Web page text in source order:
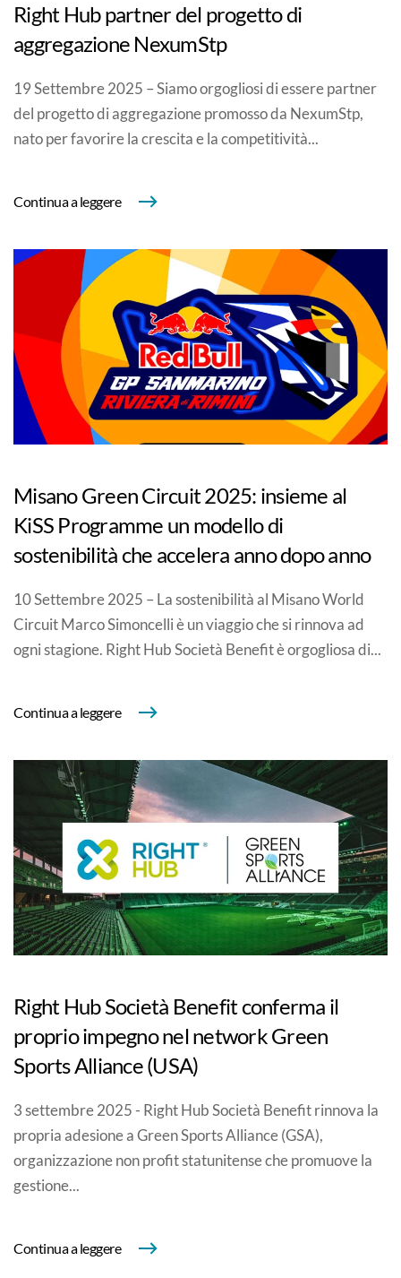
Right Hub partner del progetto di
aggregazione NexumStp
19 Settembre 2025 – Siamo orgogliosi di essere partner
del progetto di aggregazione promosso da NexumStp,
nato per favorire la crescita e la competitività...
Continua a leggere
Misano Green Circuit 2025: insieme al
KiSS Programme un modello di
sostenibilità che accelera anno dopo anno
10 Settembre 2025 – La sostenibilità al Misano World
Circuit Marco Simoncelli è un viaggio che si rinnova ad
ogni stagione. Right Hub Società Benefit è orgogliosa di...
Continua a leggere
Right Hub Società Benefit conferma il
proprio impegno nel network Green
Sports Alliance (USA)
3 settembre 2025 - Right Hub Società Benefit rinnova la
propria adesione a Green Sports Alliance (GSA),
organizzazione non profit statunitense che promuove la
gestione...
Continua a leggere